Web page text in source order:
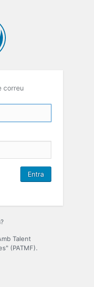
correu
Talent
(PATMF).